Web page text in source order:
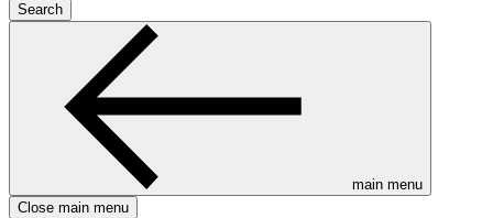
Search
main menu
Close main menu